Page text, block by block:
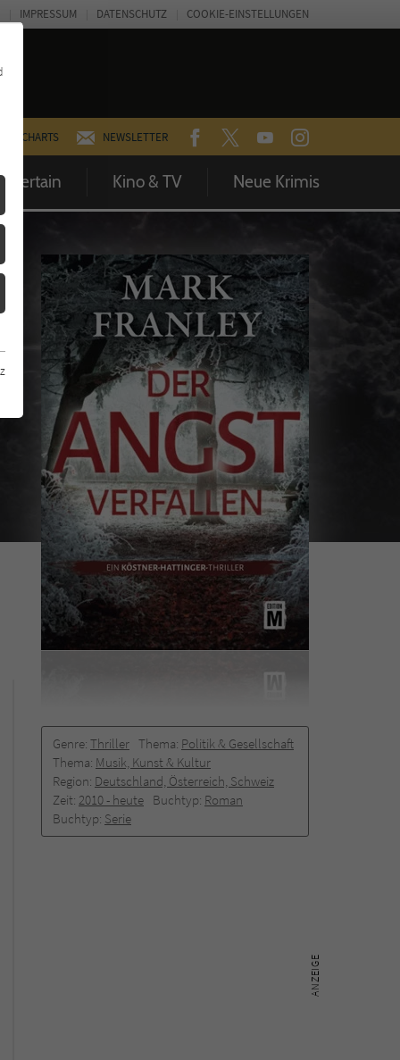
CHARTS NEWSLETTER FACEBOOKTWITTERYOUTUBEINSTAGRAM
Kino & TV Neue Krimis
IMPRESSUM DATENSCHUTZ COOKIE-EINSTELLUNGEN
Genre: Thriller Thema: Politik & Gesellschaft
Thema: Musik, Kunst & Kultur
Region: Deutschland, Österreich, Schweiz
Zeit: 2010 -­ heute Buchtyp: Roman
Buchtyp: Serie